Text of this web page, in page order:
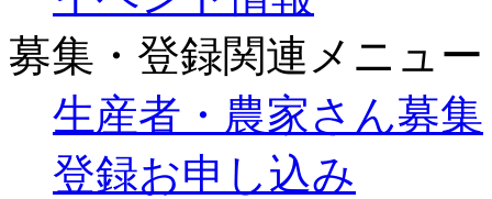
募集・登録関連メニュー
生産者・農家さん募集
登録お申し込み